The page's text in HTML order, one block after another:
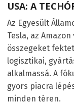
USA: A
Az Egyesült
Tesla, az
összegeket
logisztikai,
alkalmassá. A
gyors piacra
minden téren.